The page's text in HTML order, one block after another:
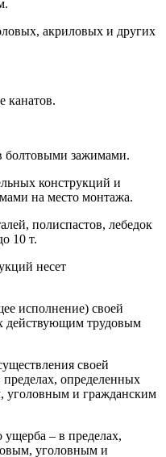
акриловых и других
канатов.
болтовыми зажимами.
конструкций и
на место монтажа.
полиспастов, лебедок
10 т.
несет
исполнение) своей
действующим трудовым
своей
определенных
уголовным и гражданским
ущерба – в пределах,
уголовным и